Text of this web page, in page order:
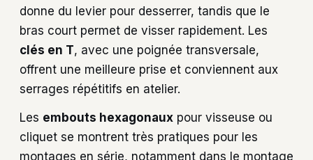
donne du levier pour desserrer, tandis que le
bras court permet de visser rapidement. Les
clés en T, avec une poignée transversale,
offrent une meilleure prise et conviennent aux
serrages répétitifs en atelier.
Les embouts hexagonaux pour visseuse ou
cliquet se montrent très pratiques pour les
montages en série, notamment dans le montage